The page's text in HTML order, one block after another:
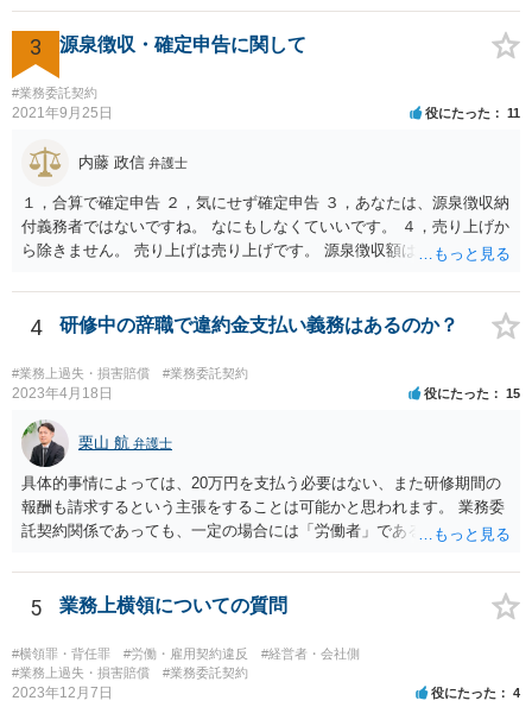
しょうか。 先方は事業の一環として業務委託をしていますので、契約
書の内容をベースに話をしてくるものと思います。 ですので、契約の
規定を理解していることを示した上で、それでもなお事情があるため
真摯にお願いしたい、とお伝えした方が、多少は話が進みやすいかと
思います。
3 源泉徴収・確定申告に関して
#業務委託契約
2021年9月25日 役にたった 11
内藤 政信 弁護士
１，合算で確定申告 ２，気にせず確定申告 ３，あなたは、源泉徴収納
付義務者ではないですね。 なにもしなくていいです。 ４，売り上げか
ら除きません。 売り上げは売り上げです。 源泉徴収額は、確定申告書
す際に控除する記載方法になってますね。 申告書の記載に沿っていけ
ばいいでしょう。 ５，源泉徴収額が記載されていませんかね。 記載さ
4 研修中の辞職で違約金支払い義務はあるのか？
#業務上過失・損害賠償 #業務委託契約
2023年4月18日 役にたった 15
栗山 航 弁護士
具体的事情によっては、20万円を支払う必要はない、また研修期間の
報酬も請求するという主張をすることは可能かと思われます。 業務委
託契約関係であっても、一定の場合には「労働者」であるとして労働
属性が認められる場合、すなわち、①使用者の指揮監督下において労
務の提供をする者であること、②労務に対する対償を支払われる者で
この判断は、様々な個別的事情に照らして総合的に判断されるもので
す。 「労働者」であるといえる場合、20万円の違約金を予定する規
定は、労働基準法16条違反となります。したがって、「労働者」であ
5 業務上横領についての質問
#横領罪・背任罪 #労働・雇用契約違反
#経営者・会社側
#業務上過失・損害賠償
#業務委託契約
2023年12月7日 役にたった 4